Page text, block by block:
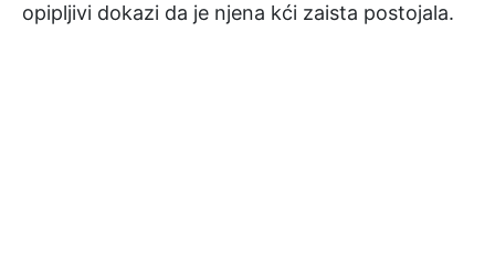
opipljivi dokazi da je njena kći zaista postojala.